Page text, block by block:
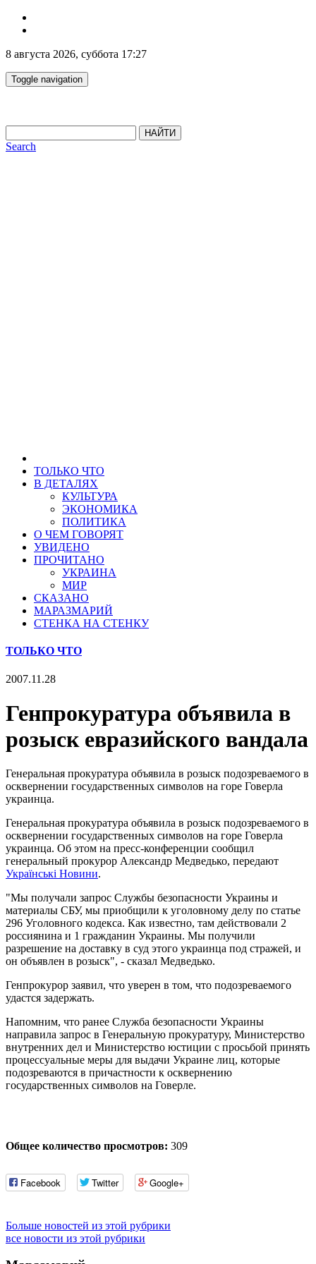
8 августа 2026, суббота 17:27
Toggle navigation
НАЙТИ
Search
ТОЛЬКО ЧТО
В ДЕТАЛЯХ
КУЛЬТУРА
ЭКОНОМИКА
ПОЛИТИКА
О ЧЕМ ГОВОРЯТ
УВИДЕНО
ПРОЧИТАНО
УКРАИНА
МИР
СКАЗАНО
МАРАЗМАРИЙ
СТЕНКА НА СТЕНКУ
ТОЛЬКО ЧТО
2007.11.28
Генпрокуратура объявила в
розыск евразийского вандала
Генеральная прокуратура объявила в розыск подозреваемого в
осквернении государственных символов на горе Говерла
украинца.
Генеральная прокуратура объявила в розыск подозреваемого в
осквернении государственных символов на горе Говерла
украинца. Об этом на пресс-конференции сообщил
генеральный прокурор Александр Медведько, передают
Українські Новини.
"Мы получали запрос Службы безопасности Украины и
материалы СБУ, мы приобщили к уголовному делу по статье
296 Уголовного кодекса. Как известно, там действовали 2
россиянина и 1 гражданин Украины. Мы получили
разрешение на доставку в суд этого украинца под стражей, и
он объявлен в розыск", - сказал Медведько.
Генпрокурор заявил, что уверен в том, что подозреваемого
удастся задержать.
Напомним, что ранее Служба безопасности Украины
направила запрос в Генеральную прокуратуру, Министерство
внутренних дел и Министерство юстиции с просьбой принять
процессуальные меры для выдачи Украине лиц, которые
подозреваются в причастности к осквернению
государственных символов на Говерле.
Общее количество просмотров: 309
Facebook Twitter Google+
Больше новостей из этой рубрики
все новости из этой рубрики